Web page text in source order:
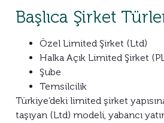
Başlıca Şirket
Özel Limited Şirket (Ltd)
Halka Açık Limited Şirket
Şube
Temsilcilik
Türkiye’deki limited şirket
taşıyan (Ltd) modeli, yabancı